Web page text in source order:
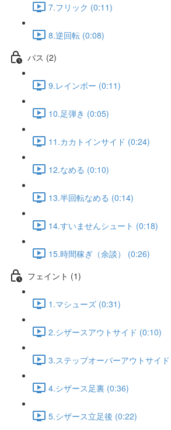
7.フリック (0:11)
8.逆回転 (0:08)
パス (2)
9.レインボー (0:11)
10.足弾き (0:05)
11.カカトインサイド (0:24)
12.なめる (0:10)
13.半回転なめる (0:14)
14.すいませんシュート (0:18)
15.時間稼ぎ（余談） (0:26)
フェイント (1)
1.マシューズ (0:31)
2.シザースアウトサイド (0:10)
3.ステップオーバーアウトサイ
4.シザース足裏 (0:36)
5.シザース立足後 (0:22)